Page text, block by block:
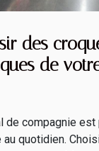
des
de
de compagnie
quotidien.